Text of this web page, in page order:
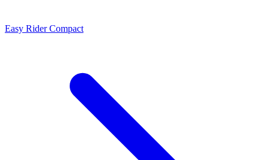
Easy Rider Compact